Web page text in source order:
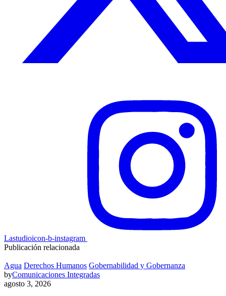
Lastudioicon-b-instagram
Publicación relacionada
Agua Derechos Humanos Gobernabilidad y Gobernanza
byComunicaciones Integradas
agosto 3, 2026